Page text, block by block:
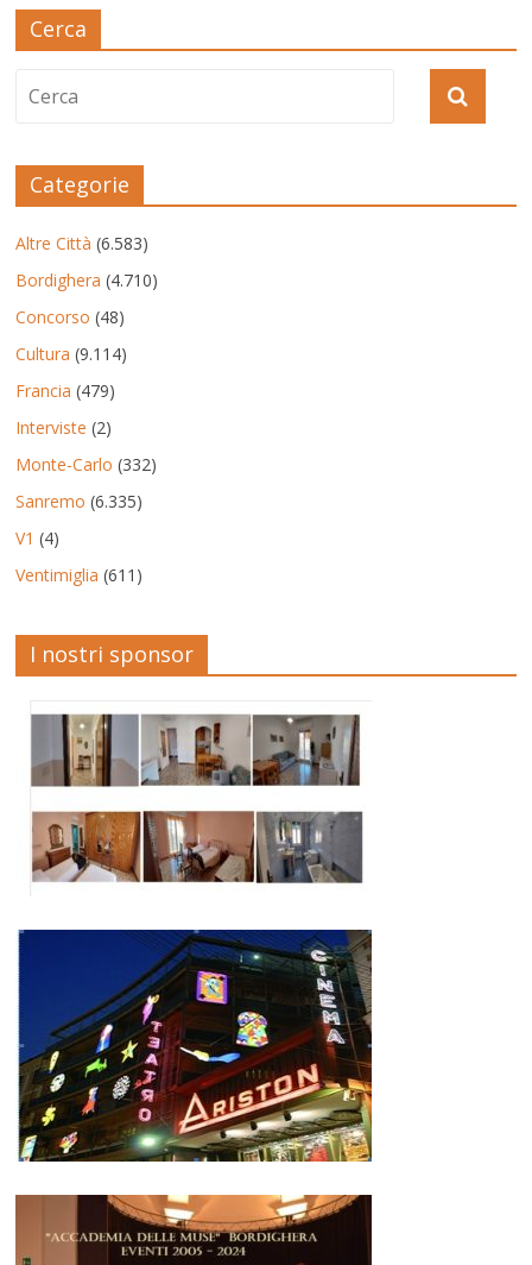
Cerca
Categorie
Altre Città (6.583)
Bordighera (4.710)
Concorso (48)
Cultura (9.114)
Francia (479)
Interviste (2)
Monte-Carlo (332)
Sanremo (6.335)
V1 (4)
Ventimiglia (611)
I nostri sponsor